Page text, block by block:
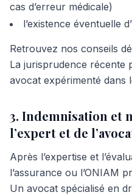
cas d’erreur médicale)
l’existence éventuelle
Retrouvez nos conseils
La jurisprudence récente
avocat expérimenté dans
3. Indemnisation et
l’expert et de
Après l’expertise et
l’assurance ou l’ONIAM
Un avocat spécialisé en